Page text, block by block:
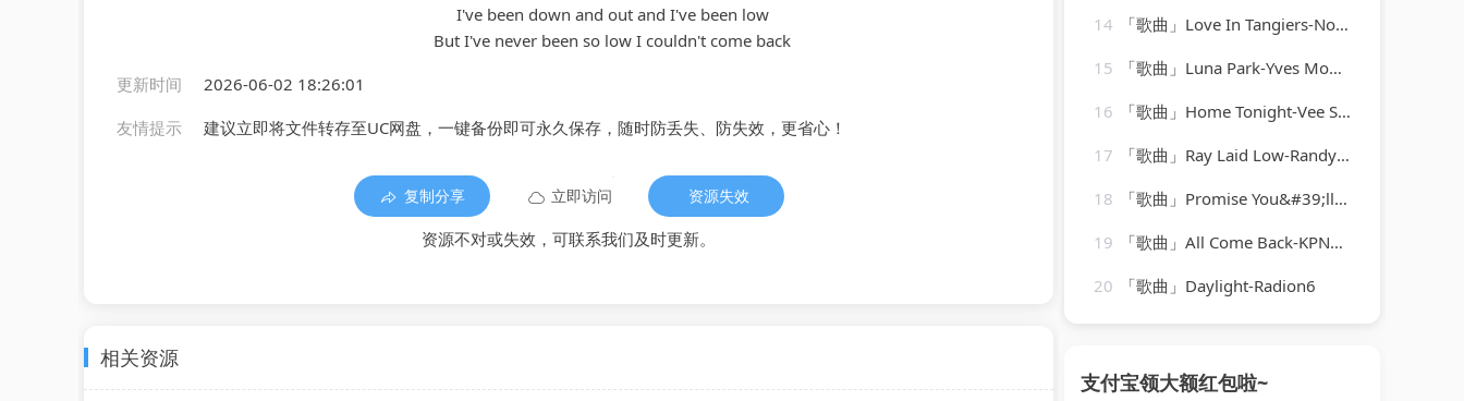
I've been down and out and I've been low
But I've never been so low I couldn't come back
更新时间
2026-06-02 18:26:01
友情提示
建议立即将文件转存至UC网盘，一键备份即可永久保存，随时防丢失、防失效，更省心！
复制分享 立即访问 资源失效
资源不对或失效，可联系我们及时更新。
相关资源
14
「歌曲」Love In Tangiers-No Logo
15
「歌曲」Luna Park-Yves Montand
16
「歌曲」Home Tonight-Vee Sing Zone
17
「歌曲」Ray Laid Low-Randy Newman
18
「歌曲」Promise You&#39;ll Tell Her-Swinging Blue Jeans、The Swinging Blue Jeans
19
「歌曲」All Come Back-KPN、Matt Hewie
20
「歌曲」Daylight-Radion6
支付宝领大额红包啦~